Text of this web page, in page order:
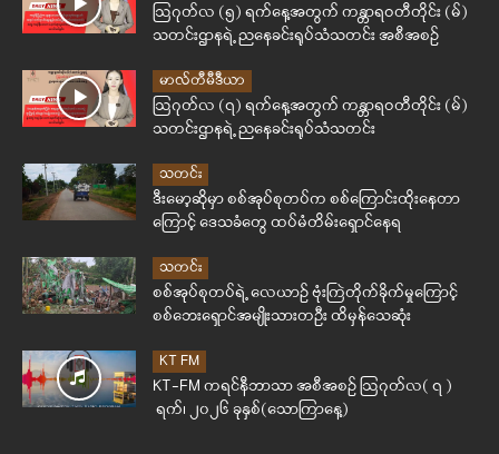
ဩဂုတ်လ (၅) ရက်နေ့အတွက် ကန္တာရဝတီတိုင်း (မ်)
သတင်းဌာနရဲ့ ညနေခင်းရုပ်သံသတင်း အစီအစဉ်
မာလ်တီမီဒီယာ
ဩဂုတ်လ (၇) ရက်နေ့အတွက် ကန္တာရဝတီတိုင်း (မ်)
သတင်းဌာနရဲ့ ညနေခင်းရုပ်သံသတင်း
သတင်း
ဒီးမော့ဆိုမှာ စစ်အုပ်စုတပ်က စစ်ကြောင်းထိုးနေတာ
ကြောင့် ဒေသခံတွေ ထပ်မံတိမ်းရှောင်နေရ
သတင်း
စစ်အုပ်စုတပ်ရဲ့ လေယာဉ် ဗုံးကြဲတိုက်ခိုက်မှုကြောင့်
စစ်ဘေးရှောင်အမျိုးသားတဦး ထိမှန်သေဆုံး
KT FM
KT-FM ကရင်နီဘာသာ အစီအစဉ် ဩဂုတ်လ( ၇ )
ရက်၊ ၂၀၂၆ ခုနှစ်(သောကြာနေ့)